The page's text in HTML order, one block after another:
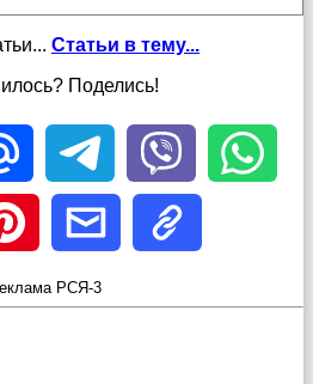
Статьи в тему...
Поделись!
РСЯ-3